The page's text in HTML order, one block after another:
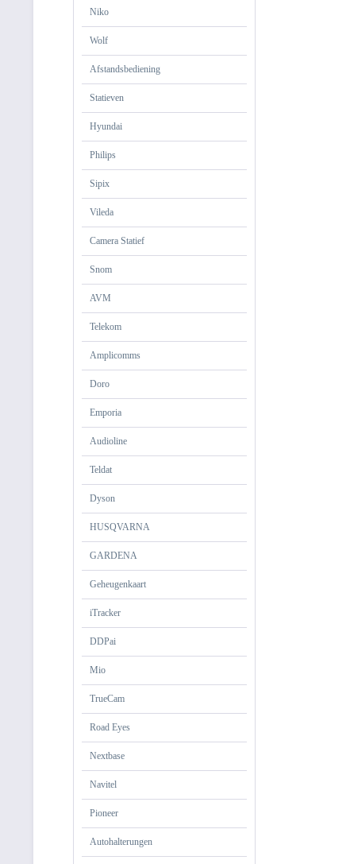
Niko
Wolf
Afstandsbediening
Statieven
Hyundai
Philips
Sipix
Vileda
Camera Statief
Snom
AVM
Telekom
Amplicomms
Doro
Emporia
Audioline
Teldat
Dyson
HUSQVARNA
GARDENA
Geheugenkaart
iTracker
DDPai
Mio
TrueCam
Road Eyes
Nextbase
Navitel
Pioneer
Autohalterungen